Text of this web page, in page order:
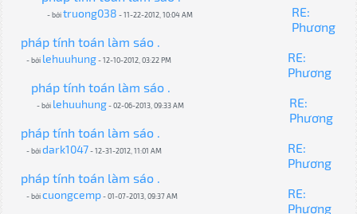
- bởitruong038 - 11-22-2012, 10:04 AM
RE:
Phương
pháp tính toán làm sáo .
- bởi lehuuhung- 12-10-2012, 03:22 PM
RE:
Phương
pháp tính toán làm sáo .
- bởi lehuuhung- 02-06-2013, 09:33 AM
RE:
Phương
pháp tính toán làm sáo .
- bởidark1047 - 12-31-2012, 11:01 AM
RE:
Phương
pháp tính toán làm sáo .
- bởicuongcemp- 01-07-2013, 09:37 AM
RE:
Phương